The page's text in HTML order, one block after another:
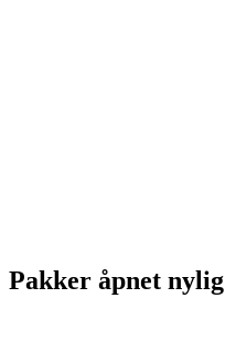
Pakker åpnet nylig